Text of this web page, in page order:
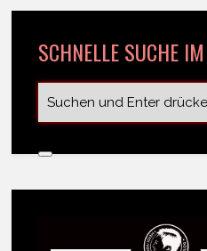
SCHNELLE SUCHE